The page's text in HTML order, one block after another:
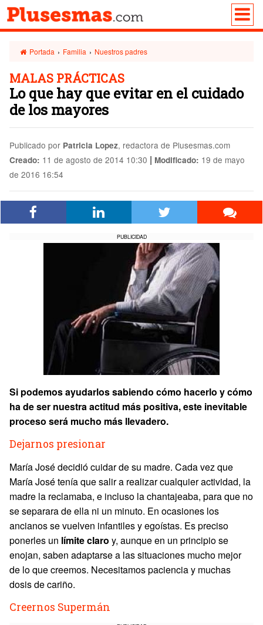
Portada › Familia › Nuestros padres
MALAS PRÁCTICAS
Lo que hay que evitar en el cuidado
de los mayores
Publicado por Patricia Lopez, redactora de Plusesmas.com
Creado: 11 de agosto de 2014 10:30 | Modificado: 19 de mayo
de 2016 16:54
PUBLICIDAD
Si podemos ayudarlos sabiendo cómo hacerlo y cómo
ha de ser nuestra actitud más positiva, este inevitable
proceso será mucho más llevadero.
Dejarnos presionar
María José decidió cuidar de su madre. Cada vez que
María José tenía que salir a realizar cualquier actividad, la
madre la reclamaba, e incluso la chantajeaba, para que no
se separara de ella ni un minuto. En ocasiones los
ancianos se vuelven infantiles y egoístas. Es preciso
ponerles un límite claro y, aunque en un principio se
enojan, saben adaptarse a las situaciones mucho mejor
de lo que creemos. Necesitamos paciencia y muchas
dosis de cariño.
Creernos Supermán